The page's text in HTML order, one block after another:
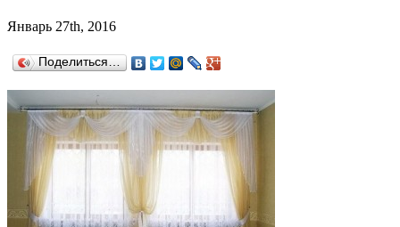
Январь 27th, 2016
Поделиться…